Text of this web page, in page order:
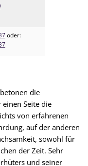
oder:
die
einen Seite die
von erfahrenen
auf der anderen
sowohl für
der Zeit. Sehr
und seiner